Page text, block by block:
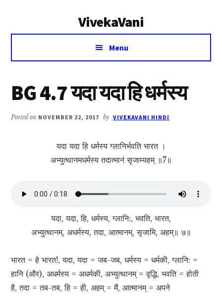
VivekaVani
Voice
Vivekananda
Menu
BG 4.7 यदा यदा हि धर्मस्य
Posted on NOVEMBER 22, 2017 by VIVEKAVANI HINDI
यदा यदा हि धर्मस्य ग्लानिर्भवति भारत ।
अभ्युत्थानमधर्मस्य तदात्मानं सृजाम्यहम् ॥7॥
यदा, यदा, हि, धर्मस्य, ग्लानि:, भवति, भारत,
अभ्युत्थानम्, अधर्मस्य, तदा, आत्मानम्, सृजामि, अहम्॥ ७॥
भारत = हे भारत!, यदा, यदा = जब-जब, धर्मस्य = धर्मकी, ग्लानि: =
हानि (और), अधर्मस्य = अधर्मकी, अभ्युत्थानम् = वृद्धि, भवति = होती
है, तदा = तब-तब, हि = ही, अहम् = मैं, आत्मानम् = अपने